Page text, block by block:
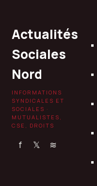
Actualités
Sociales
Nord
INFORMATIONS
SYNDICALES ET
SOCIALES ·
MUTUALISTES,
CSE, DROITS
f 𝕏 ≋